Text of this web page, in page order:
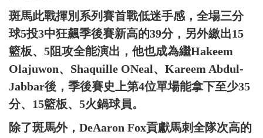
斑馬此戰揮別系列賽首戰低迷手感，全場三分
球5投3中狂飆季後賽新高的39分，另外繳出15
籃板、5阻攻全能演出，他也成為繼Hakeem
Olajuwon、Shaquille ONeal、Kareem Abdul-
Jabbar後，季後賽史上第4位單場能拿下至少35
分、15籃板、5火鍋球員。
除了斑馬外，DeAaron Fox貢獻馬刺全隊次高的